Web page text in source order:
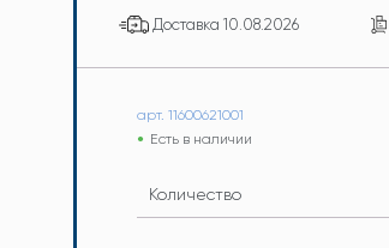
Доставка 10.08.2026
арт. 11600621001
Есть в наличии
Количество